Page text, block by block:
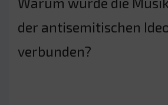
der antisemitischen
verbunden?